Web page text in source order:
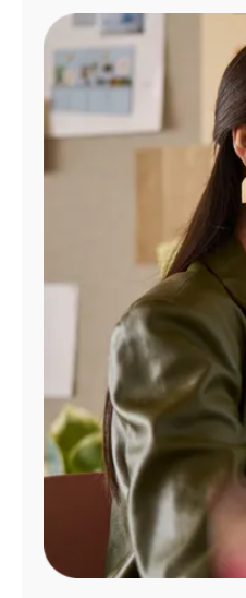
Administrar
cuenta
Encuentra
tienda